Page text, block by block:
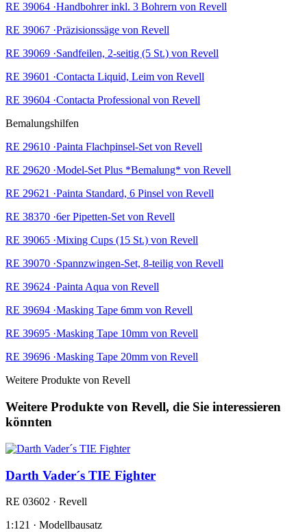
RE 39064 ·Handbohrer inkl. 3 Bohrern von Revell
RE 39067 ·Präzisionssäge von Revell
RE 39069 ·Sandfeilen, 2-seitig (5 St.) von Revell
RE 39601 ·Contacta Liquid, Leim von Revell
RE 39604 ·Contacta Professional von Revell
Bemalungshilfen
RE 29610 ·Painta Flachpinsel-Set von Revell
RE 29620 ·Model-Set Plus *Bemalung* von Revell
RE 29621 ·Painta Standard, 6 Pinsel von Revell
RE 38370 ·6er Pipetten-Set von Revell
RE 39065 ·Mixing Cups (15 St.) von Revell
RE 39070 ·Spannzwingen-Set, 8-teilig von Revell
RE 39624 ·Painta Aqua von Revell
RE 39694 ·Masking Tape 6mm von Revell
RE 39695 ·Masking Tape 10mm von Revell
RE 39696 ·Masking Tape 20mm von Revell
Weitere Produkte von Revell
Weitere Produkte von Revell, die Sie interessieren
könnten
Darth Vader´s TIE Fighter
RE 03602 · Revell
1:121 · Modellbausatz